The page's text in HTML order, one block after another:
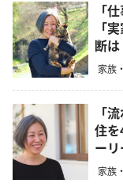
「
「
断
家族
「
住
ーリ
家族